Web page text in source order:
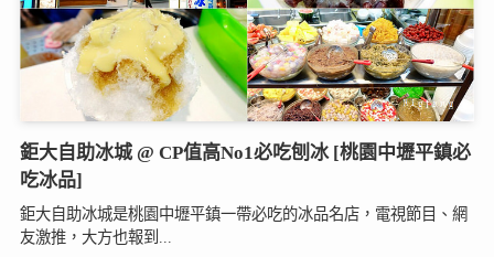
鉅大自助冰城 @ CP值高No1必吃刨冰 [桃園中壢平鎮必
吃冰品]
鉅大自助冰城是桃園中壢平鎮一帶必吃的冰品名店，電視節目、網
友激推，大方也報到...